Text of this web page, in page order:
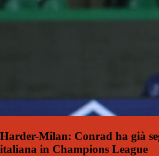
Harder-Milan: Conrad ha già
italiana in Champions League